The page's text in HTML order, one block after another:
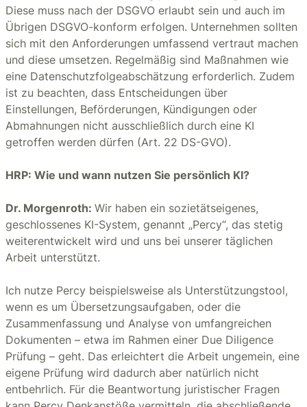
Diese muss nach der DSGVO erlaubt sein und auch im
Übrigen DSGVO-konform erfolgen. Unternehmen sollten
sich mit den Anforderungen umfassend vertraut machen
und diese umsetzen. Regelmäßig sind Maßnahmen wie
eine Datenschutzfolgeabschätzung erforderlich. Zudem
ist zu beachten, dass Entscheidungen über
Einstellungen, Beförderungen, Kündigungen oder
Abmahnungen nicht ausschließlich durch eine KI
getroffen werden dürfen (Art. 22 DS-GVO).
HRP: Wie und wann nutzen Sie persönlich KI?
Dr. Morgenroth: Wir haben ein sozietätseigenes,
geschlossenes KI-System, genannt „Percy“, das stetig
weiterentwickelt wird und uns bei unserer täglichen
Arbeit unterstützt.
Ich nutze Percy beispielsweise als Unterstützungstool,
wenn es um Übersetzungsaufgaben, oder die
Zusammenfassung und Analyse von umfangreichen
Dokumenten – etwa im Rahmen einer Due Diligence
Prüfung – geht. Das erleichtert die Arbeit ungemein, eine
eigene Prüfung wird dadurch aber natürlich nicht
entbehrlich. Für die Beantwortung juristischer Fragen